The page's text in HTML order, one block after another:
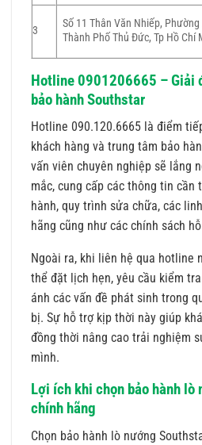
3
Số 11 Thân Văn Nhiếp, Phường
Thành Phố Thủ Đức, Tp Hồ Chí
Hotline 0901206665 – Giải
bảo hành Southstar
Hotline 090.120.6665 là điểm
khách hàng và trung tâm bảo
vấn viên chuyên nghiệp sẽ lắng
mắc, cung cấp các thông tin cần
hành, quy trình sửa chữa, các
hãng cũng như các chính sách
Ngoài ra, khi liên hệ qua hotline
thể đặt lịch hẹn, yêu cầu kiểm
ánh các vấn đề phát sinh trong
bị. Sự hỗ trợ kịp thời này giúp
đồng thời nâng cao trải nghiệm
mình.
Lợi ích khi chọn bảo hành lò
chính hãng
Chọn bảo hành lò nướng